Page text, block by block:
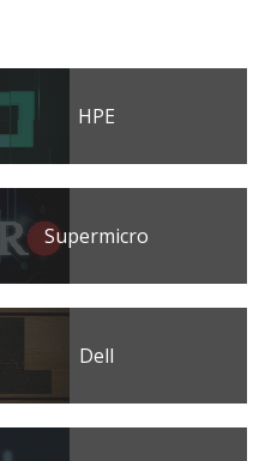
HPE
Supermicro
Dell